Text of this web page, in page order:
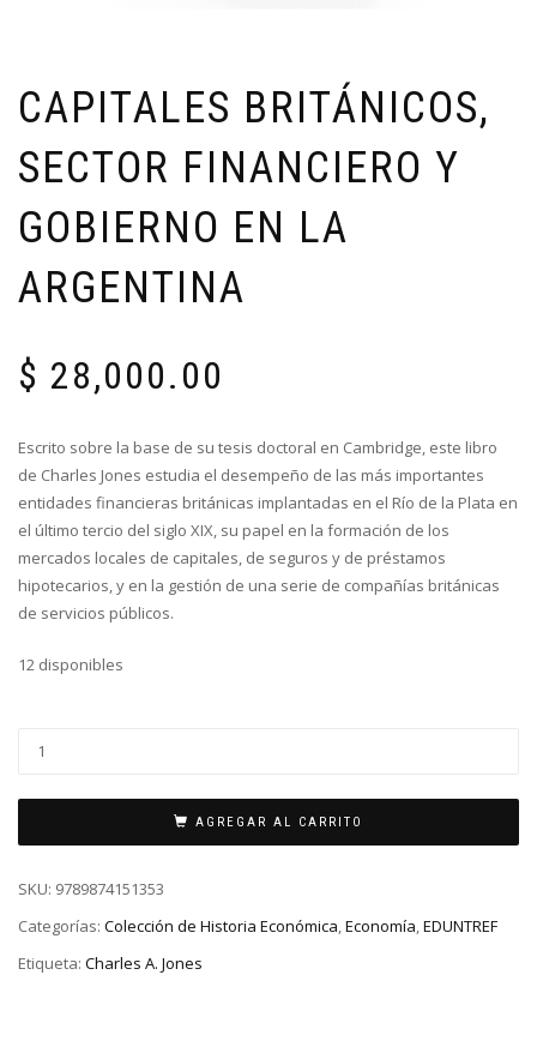
CAPITALES BRITÁNICOS,
SECTOR FINANCIERO Y
GOBIERNO EN LA
ARGENTINA
$ 28,000.00
Escrito sobre la base de su tesis doctoral en Cambridge, este libro
de Charles Jones estudia el desempeño de las más importantes
entidades financieras británicas implantadas en el Río de la Plata en
el último tercio del siglo XIX, su papel en la formación de los
mercados locales de capitales, de seguros y de préstamos
hipotecarios, y en la gestión de una serie de compañías británicas
de servicios públicos.
12 disponibles
AGREGAR AL CARRITO
SKU: 9789874151353
Categorías: Colección de Historia Económica,Economía,EDUNTREF
Etiqueta: Charles A. Jones